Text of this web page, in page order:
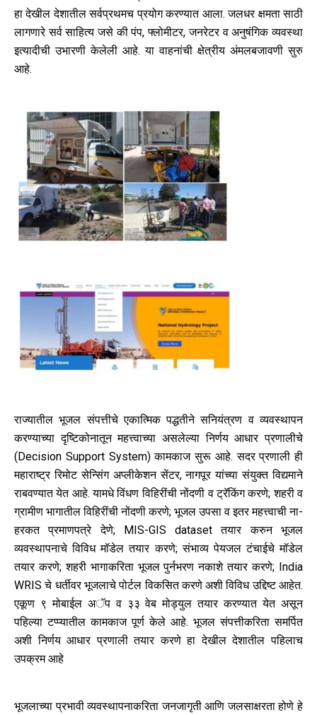
हा देखील देशातील सर्वप्रथमच प्रयोग करण्यात आला. जलधर क्षमता साठी
लागणारे सर्व साहित्य जसे की पंप, फ्लोमीटर, जनरेटर व अनुषंगिक व्यवस्था
इत्यादीची उभारणी केलेली आहे. या वाहनांची क्षेत्रीय अंमलबजावणी सुरु
आहे.
राज्यातील भूजल संपत्तीचे एकात्मिक पद्धतीने सनियंत्रण व व्यवस्थापन
करण्याच्या दृष्टिकोनातून महत्त्वाच्या असलेल्या निर्णय आधार प्रणालीचे
(Decision Support System) कामकाज सुरू आहे. सदर प्रणाली ही
महाराष्ट्र रिमोट सेन्सिंग अप्लीकेशन सेंटर, नागपूर यांच्या संयुक्त विद्यमाने
राबवण्यात येत आहे. यामधे विंधण विहिरींची नोंदणी व ट्रॅकिंग करणे; शहरी व
ग्रामीण भागातील विहिरींची नोंदणी करणे; भूजल उपसा व इतर महत्त्वाची ना-
हरकत प्रमाणपत्रे देणे; MIS-GIS dataset तयार करुन भूजल
व्यवस्थापनाचे विविध मॉडेल तयार करणे; संभाव्य पेयजल टंचाईचे मॉडेल
तयार करणे; शहरी भागाकरिता भूजल पुर्नभरण नकाशे तयार करणे; India
WRIS चे धर्तीवर भूजलाचे पोर्टल विकसित करणे अशी विविध उद्दिष्ट आहेत.
एकूण ९ मोबाईल अॅप व ३३ वेब मोड्युल तयार करण्यात येत असून
पहिल्या टप्प्यातील कामकाज पूर्ण केले आहे. भूजल संपत्तीकरिता समर्पित
अशी निर्णय आधार प्रणाली तयार करणे हा देखील देशातील पहिलाच
उपक्रम आहे
भूजलाच्या प्रभावी व्यवस्थापनाकरिता जनजागृती आणि जलसाक्षरता होणे हे